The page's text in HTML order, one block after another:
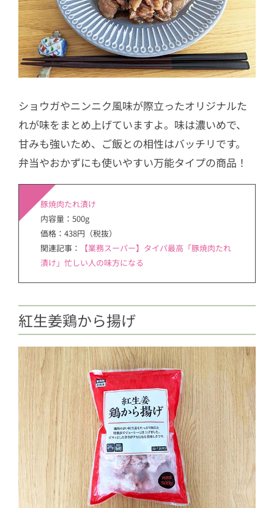
ショウガやニンニク風味が際立ったオリジナルた
れが味をまとめ上げていますよ。味は濃いめで、
甘みも強いため、ご飯との相性はバッチリです。
弁当やおかずにも使いやすい万能タイプの商品！
豚焼肉たれ漬け
内容量：500g
価格：438円（税抜）
関連記事：
【業務スーパー】タイパ最高「豚焼肉たれ
漬け」忙しい人の味方になる
紅生姜鶏から揚げ